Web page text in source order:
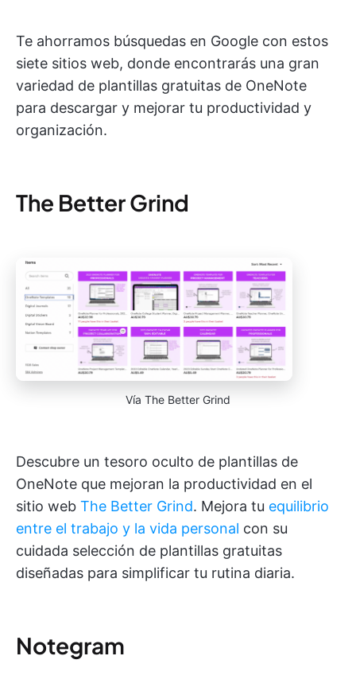
Te ahorramos búsquedas en Google con estos
siete sitios web, donde encontrarás una gran
variedad de plantillas gratuitas de OneNote
para descargar y mejorar tu productividad y
organización.
The Better Grind
Vía The Better Grind
Descubre un tesoro oculto de plantillas de
OneNote que mejoran la productividad en el
sitio web The Better Grind. Mejora tu equilibrio
entre el trabajo y la vida personal con su
cuidada selección de plantillas gratuitas
diseñadas para simplificar tu rutina diaria.
Notegram